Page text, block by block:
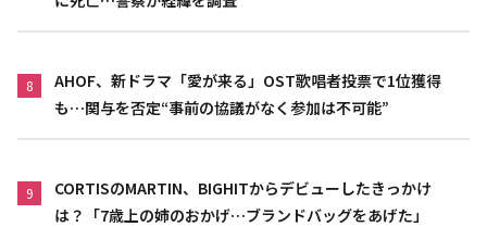
8
AHOF、新ドラマ「愛が来る」OST歌唱者投票で1位獲得
も…関与を否定“事前の協議がなく参加は不可能”
9
CORTISのMARTIN、BIGHITからデビューしたきっかけ
は？「7歳上の姉のおかげ…ブランドバッグをあげた」